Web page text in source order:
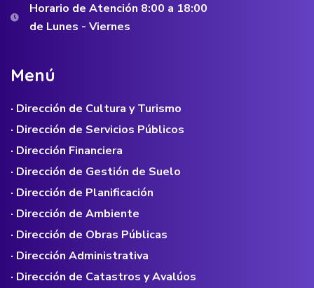
Horario de Atención 8:00 a 18:00
de Lunes - Viernes
Menú
· Dirección de Cultura y Turismo
· Dirección de Servicios Públicos
· Dirección Financiera
· Dirección de Gestión de Suelo
· Dirección de Planificación
· Dirección de Ambiente
· Dirección de Obras Públicas
· Dirección Administrativa
· Dirección de Catastros y Avalúos